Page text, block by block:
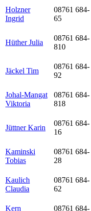
Holzner
Ingrid
08761 684-
65
Hüther Julia
08761 684-
810
Jäckel Tim
08761 684-
92
Johal-Mangat
Viktoria
08761 684-
818
Jüttner Karin
08761 684-
16
Kaminski
Tobias
08761 684-
28
Kaulich
Claudia
08761 684-
62
Kern
08761 684-